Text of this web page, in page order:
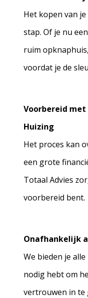
Het kopen van
stap. Of je nu
ruim
voordat je de
Voorbereid
Huizing
Het proces kan
een grote
Totaal Advies
voorbereid bent.
Onafhankelijk
We bieden je
nodig hebt om
vertrouwen in te